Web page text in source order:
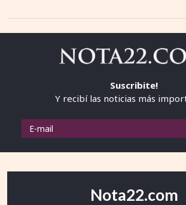
Suscribite!
Y recibí las noticias más
Nota22.com